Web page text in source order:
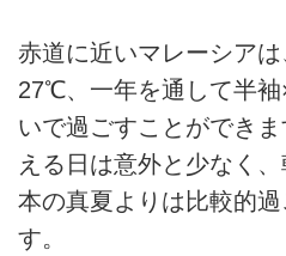
赤道に近いマレーシア
27℃、一年を通して半
いで過ごすことができ
える日は意外と少なく
本の真夏よりは比較的
す。